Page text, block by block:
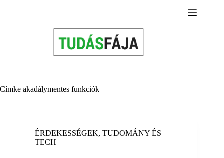
Címke akadálymentes funkciók
ÉRDEKESSÉGEK, TUDOMÁNY ÉS
TECH